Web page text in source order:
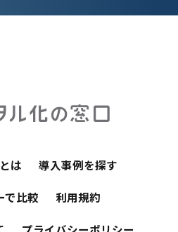
は 導入事例を探す
で比較 利用規約